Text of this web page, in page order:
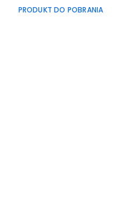
PRODUKT DO POBRANIA